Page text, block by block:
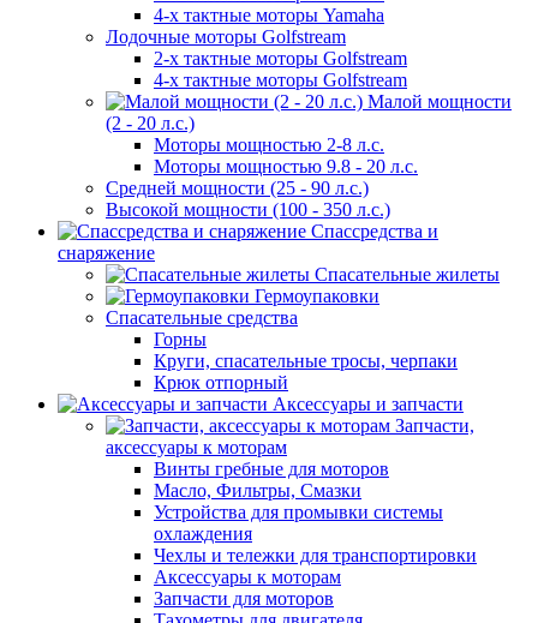
4-х тактные моторы Yamaha
Лодочные моторы Golfstream
2-х тактные моторы Golfstream
4-х тактные моторы Golfstream
Малой мощности
(2 - 20 л.с.)
Моторы мощностью 2-8 л.с.
Моторы мощностью 9.8 - 20 л.с.
Средней мощности (25 - 90 л.с.)
Высокой мощности (100 - 350 л.с.)
Спассредства и
снаряжение
Спасательные жилеты
Гермоупаковки
Спасательные средства
Горны
Круги, спасательные тросы, черпаки
Крюк отпорный
Аксессуары и запчасти
Запчасти,
аксессуары к моторам
Винты гребные для моторов
Масло, Фильтры, Смазки
Устройства для промывки системы
охлаждения
Чехлы и тележки для транспортировки
Аксессуары к моторам
Запчасти для моторов